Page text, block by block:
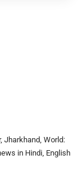
Jharkhand, World:
in Hindi, English